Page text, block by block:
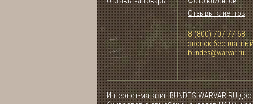
Отзывы клиентов
8 (800) 707-77-68
звонок
bundes@warvar.ru
Интернет-магазин BUNDES.WARVAR.RU